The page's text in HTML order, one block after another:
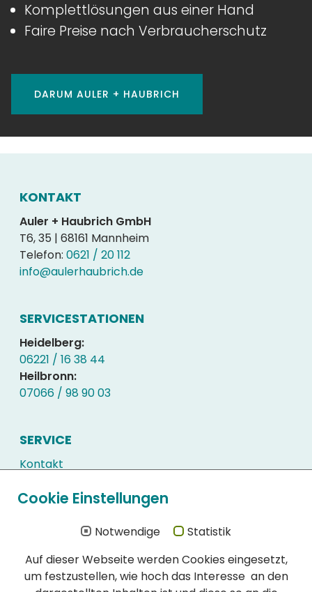
Komplettlösungen aus einer Hand
Faire Preise nach Verbraucherschutz
DARUM AULER + HAUBRICH
KONTAKT
Auler + Haubrich GmbH
T6, 35 | 68161 Mannheim
Telefon: 0621 / 20 112
info@aulerhaubrich.de
SERVICESTATIONEN
Heidelberg:
06221 / 16 38 44
Heilbronn:
07066 / 98 90 03
SERVICE
Kontakt
Downloads
WIR SIND ZERTIFIZIERT
Schon immer hatte die Qualität unserer
Cookie Einstellungen
Notwendige
Statistik
Auf dieser Webseite werden Cookies eingesetzt,
um festzustellen, wie hoch das Interesse an den